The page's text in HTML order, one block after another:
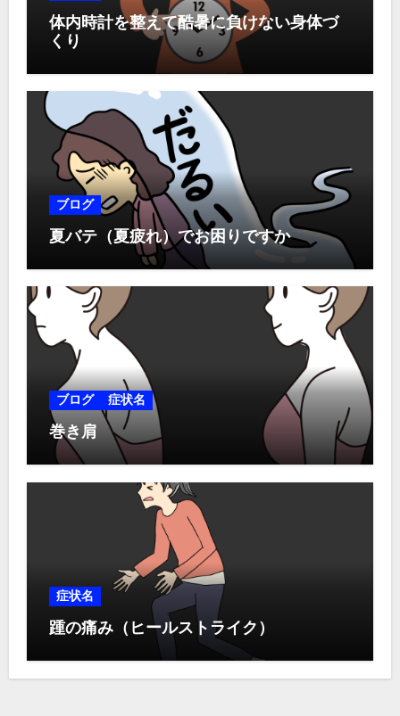
体内時計を整えて酷暑に負けない身体づ
くり
ブログ
夏バテ（夏疲れ）でお困りですか
ブログ 症状名
巻き肩
症状名
踵の痛み（ヒールストライク）